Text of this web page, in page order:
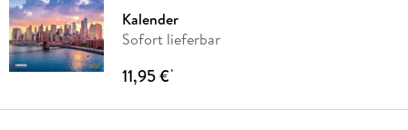
Kalender
Sofort lieferbar
11,95 €*